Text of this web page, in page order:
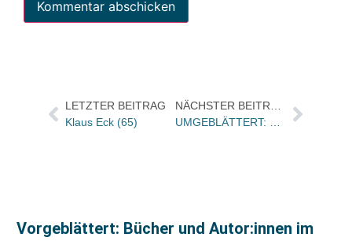
LETZTER BEITRAG
Klaus Eck (65)
Vorgeblättert: Bücher und Autor:innen im